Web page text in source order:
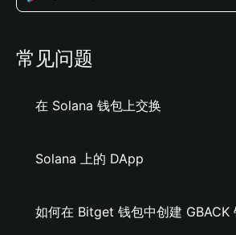
常见问题
在 Solana 钱包上交换
Solana 上的 DApp
如何在 Bitget 钱包中创建 GBACK